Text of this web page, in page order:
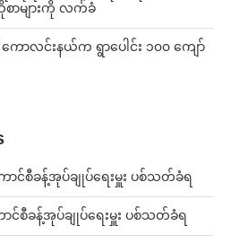
စာများကို လက်ခံ
ကောလင်းနယ်က ရွာပေါင်း ၁၀၀ ကျော်
င်စီခန့်အုပ်ချုပ်ရေးမှူး ပစ်သတ်ခံရ
စီခန့်အုပ်ချုပ်ရေးမှူး ပစ်သတ်ခံရ